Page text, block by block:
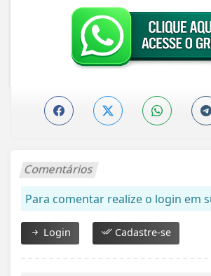
Comentários
Para comentar realize o login em
Login Cadastre-se